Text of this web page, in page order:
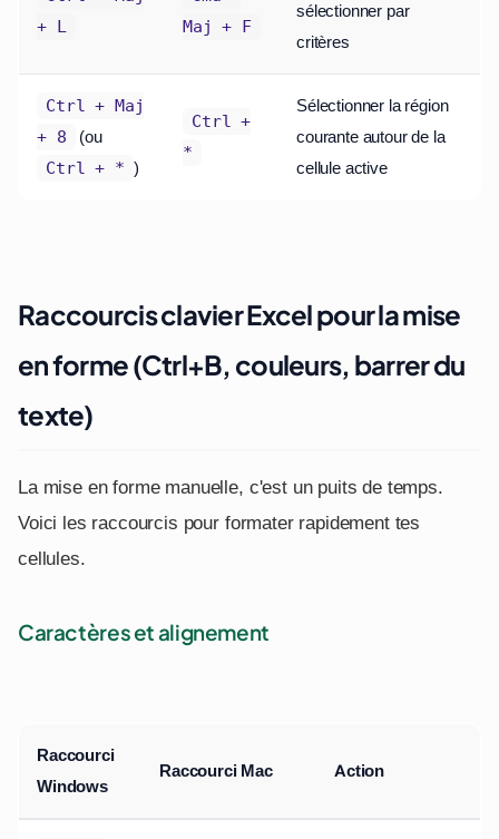
+ L
Maj + F
sélectionner par
critères
Ctrl + Maj
+ 8
(ou
Ctrl + * )
Ctrl +
*
Sélectionner la région
courante autour de la
cellule active
Raccourcis clavier Excel pour la mise
en forme (Ctrl+B, couleurs, barrer du
texte)
La mise en forme manuelle, c'est un puits de temps.
Voici les raccourcis pour formater rapidement tes
cellules.
Caractères et alignement
Raccourci
Windows
Raccourci Mac Action